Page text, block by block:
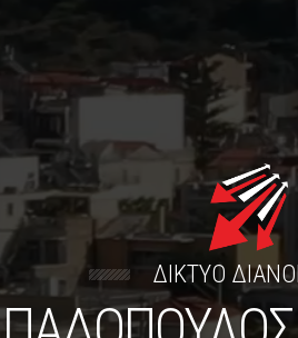
ΔΙΚΤΥΟ